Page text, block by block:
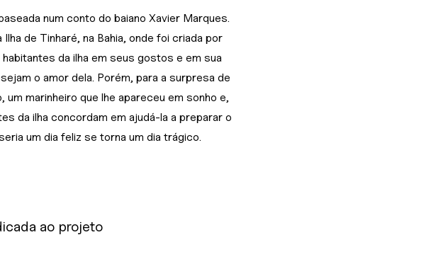
num conto do baiano Xavier Marques.
de Tinharé, na Bahia, onde foi criada por
da ilha em seus gostos e em sua
o amor dela. Porém, para a surpresa de
marinheiro que lhe apareceu em sonho e,
da ilha concordam em ajudá-la a preparar o
um dia feliz se torna um dia trágico.
ao projeto